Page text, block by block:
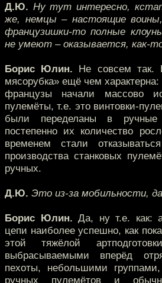
Д.Ю. Ну тут интересно,
же, немцы – настоящие
французишки-то полные
не умеют – оказывается, как-
Борис Юлин. Не совсем так.
мясорубка» ещё чем
французы начали массово
пулемёты, т.е. это винтовки-
были переделаны в
постепенно их количество
временем стали
производства станковых
ручных.
Д.Ю. Это из-за мобильности,
Борис Юлин. Да, ну т.е. как:
цепи наиболее успешно, как
этой тяжёлой
выбрасываемыми вперёд
пехоты, небольшими группами,
ручных пулемётов и